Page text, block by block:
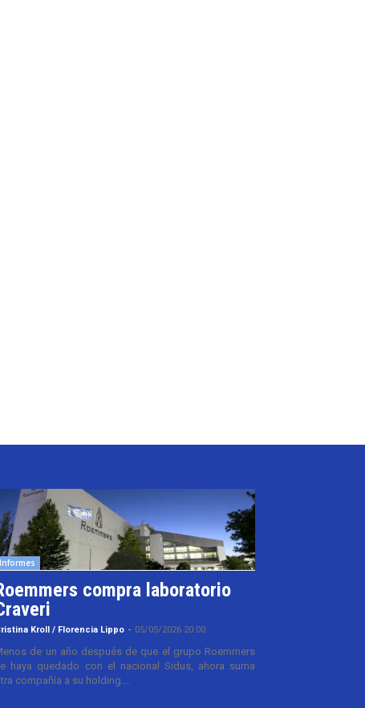
Informes
compra laboratorio
Kroll / Florencia Lippo - 05/05/2026 20:00
de un año después de que el grupo Roemmers
haya quedado con el nacional Sidus, ahora suma
compañía a su holding....